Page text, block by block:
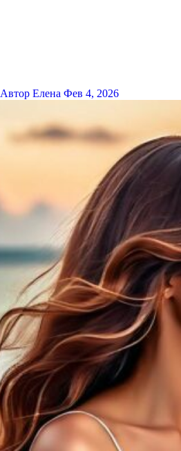
Автор Елена Фев 4, 2026